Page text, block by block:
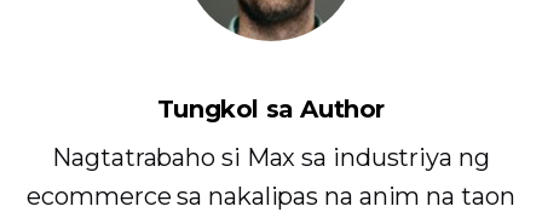
Tungkol sa Author
Nagtatrabaho si Max sa industriya ng
ecommerce sa nakalipas na anim na taon